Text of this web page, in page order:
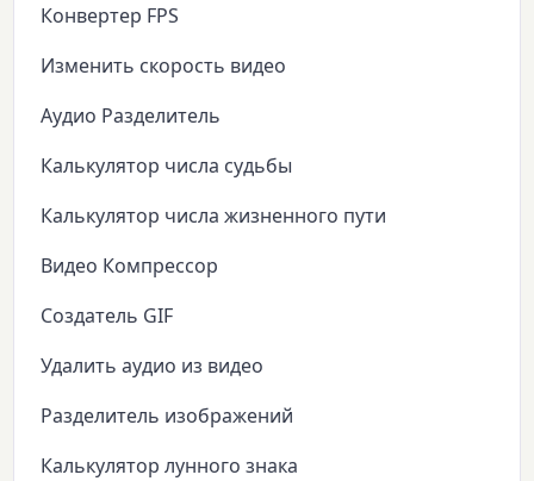
Конвертер FPS
Изменить скорость видео
Аудио Разделитель
Калькулятор числа судьбы
Калькулятор числа жизненного пути
Видео Компрессор
Создатель GIF
Удалить аудио из видео
Разделитель изображений
Калькулятор лунного знака